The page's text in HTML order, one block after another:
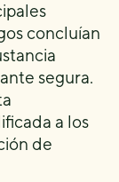
concluían
segura.
a los
de